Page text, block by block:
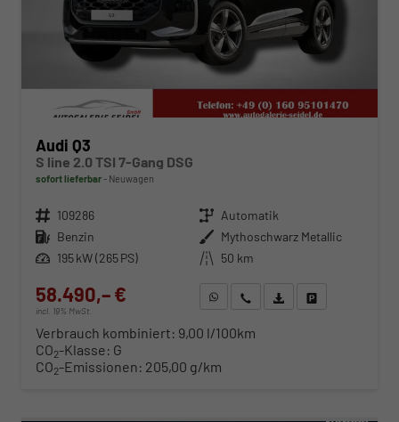
Audi Q3
S line 2.0 TSI 7-Gang DSG
sofort lieferbar Neuwagen
Fahrzeugnr. 109286 Getriebe Automatik
Kraftstoff Benzin Außenfarbe Mythoschwarz Metallic
Leistung 195 kW (265 PS) Kilometerstand 50 km
58.490,– €
incl. 19% MwSt.
WhatsApp anfragen
Wir rufen Sie anFahrzeugexposé (PDF)
Verbrauch kombiniert: 9,00 l/100km
CO2-Klasse: G
CO2-Emissionen: 205,00 g/km